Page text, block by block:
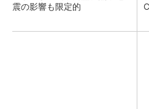
震の影響も限定的